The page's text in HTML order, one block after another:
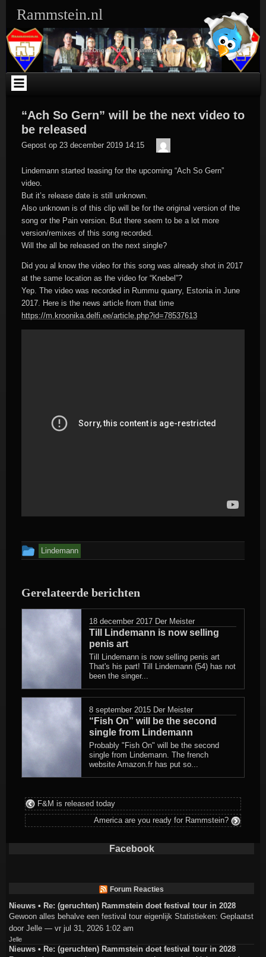
inhoud
Rammstein.nl
The Original Dutch Rammstein Fansite
“Ach So Gern” will be the next video to
be released
Gepost op 23 december 2019 14:15
Meister
Lindemann started teasing for the upcoming “Ach So Gern”
video.
But it’s release date is still unknown.
Also unknown is of this clip will be for the original version of the
song or the Pain version. But there seem to be a lot more
version/remixes of this song recorded.
Will the all be released on the next single?
Did you al know the video for this song was already shot in 2017
at the same location as the video for “Knebel”?
Yep. The video was recorded in Rummu quarry, Estonia in June
2017. Here is the news article from that time
https://m.kroonika.delfi.ee/article.php?id=78537613
Dit
geplaatst
Lindemann
Gerelateerde berichten
18 december 2017 Der Meister
Till Lindemann is now selling
penis art
Till Lindemann is now selling penis art
That's his part! Till Lindemann (54) has not
been the singer...
8 september 2015 Der Meister
“Fish On” will be the second
single from Lindemann
Probably "Fish On" will be the second
single from Lindemann. The french
website Amazon.fr has put so...
F&M is released today
America are you ready for Rammstein?
Facebook
Forum Reacties
Nieuws • Re: (geruchten) Rammstein doet festival tour in 2028
Gewoon alles behalve een festival tour eigenlijk Statistieken: Geplaatst
door Jelle — vr jul 31, 2026 1:02 am
Jelle
Nieuws • Re: (geruchten) Rammstein doet festival tour in 2028